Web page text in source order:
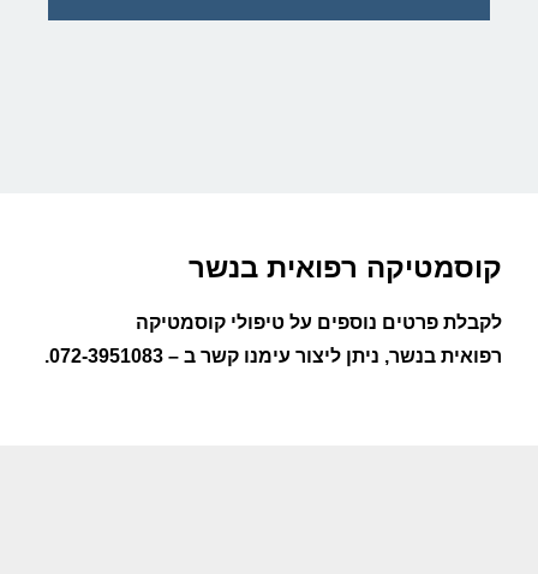
קוסמטיקה רפואית בנשר​
לקבלת פרטים נוספים על טיפולי קוסמטיקה
רפואית בנשר, ניתן ליצור עימנו קשר ב – 072-3951083.